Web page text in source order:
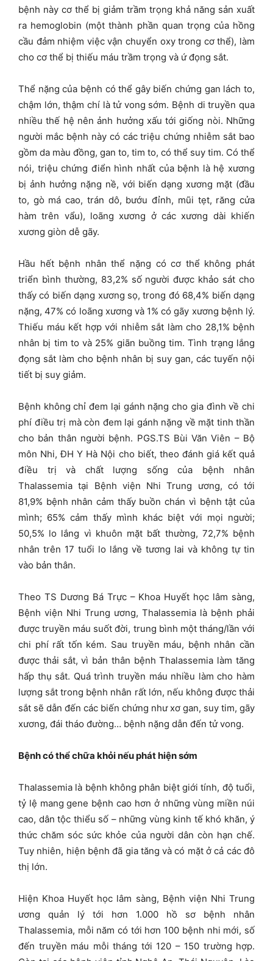
bệnh này cơ thể bị giảm trầm trọng khả năng sản xuất
ra hemoglobin (một thành phần quan trọng của hồng
cầu đảm nhiệm việc vận chuyển oxy trong cơ thể), làm
cho cơ thể bị thiếu máu trầm trọng và ứ đọng sắt.
Thể nặng của bệnh có thể gây biến chứng gan lách to,
chậm lớn, thậm chí là tử vong sớm. Bệnh di truyền qua
nhiều thế hệ nên ảnh hưởng xấu tới giống nòi. Những
người mắc bệnh này có các triệu chứng nhiễm sắt bao
gồm da màu đồng, gan to, tim to, có thể suy tim. Có thể
nói, triệu chứng điển hình nhất của bệnh là hệ xương
bị ảnh hưởng nặng nề, với biến dạng xương mặt (đầu
to, gò má cao, trán dô, bướu đỉnh, mũi tẹt, răng cửa
hàm trên vẩu), loãng xương ở các xương dài khiến
xương giòn dễ gãy.
Hầu hết bệnh nhân thể nặng có cơ thể không phát
triển bình thường, 83,2% số người được khảo sát cho
thấy có biến dạng xương sọ, trong đó 68,4% biến dạng
nặng, 47% có loãng xương và 1% có gãy xương bệnh lý.
Thiếu máu kết hợp với nhiễm sắt làm cho 28,1% bệnh
nhân bị tim to và 25% giãn buồng tim. Tình trạng lắng
đọng sắt làm cho bệnh nhân bị suy gan, các tuyến nội
tiết bị suy giảm.
Bệnh không chỉ đem lại gánh nặng cho gia đình về chi
phí điều trị mà còn đem lại gánh nặng về mặt tinh thần
cho bản thân người bệnh. PGS.TS Bùi Văn Viên – Bộ
môn Nhi, ĐH Y Hà Nội cho biết, theo đánh giá kết quả
điều trị và chất lượng sống của bệnh nhân
Thalassemia tại Bệnh viện Nhi Trung ương, có tới
81,9% bệnh nhân cảm thấy buồn chán vì bệnh tật của
mình; 65% cảm thấy mình khác biệt với mọi người;
50,5% lo lắng vì khuôn mặt bất thường, 72,7% bệnh
nhân trên 17 tuổi lo lắng về tương lai và không tự tin
vào bản thân.
Theo TS Dương Bá Trực – Khoa Huyết học lâm sàng,
Bệnh viện Nhi Trung ương, Thalassemia là bệnh phải
được truyền máu suốt đời, trung bình một tháng/lần với
chi phí rất tốn kém. Sau truyền máu, bệnh nhân cần
được thải sắt, vì bản thân bệnh Thalassemia làm tăng
hấp thụ sắt. Quá trình truyền máu nhiều làm cho hàm
lượng sắt trong bệnh nhân rất lớn, nếu không được thải
sắt sẽ dẫn đến các biến chứng như xơ gan, suy tim, gãy
xương, đái tháo đường… bệnh nặng dẫn đến tử vong.
Bệnh có thể chữa khỏi nếu phát hiện sớm
Thalassemia là bệnh không phân biệt giới tính, độ tuổi,
tỷ lệ mang gene bệnh cao hơn ở những vùng miền núi
cao, dân tộc thiểu số – những vùng kinh tế khó khăn, ý
thức chăm sóc sức khỏe của người dân còn hạn chế.
Tuy nhiên, hiện bệnh đã gia tăng và có mặt ở cả các đô
thị lớn.
Hiện Khoa Huyết học lâm sàng, Bệnh viện Nhi Trung
ương quản lý tới hơn 1.000 hồ sơ bệnh nhân
Thalassemia, mỗi năm có tới hơn 100 bệnh nhi mới, số
đến truyền máu mỗi tháng tới 120 – 150 trường hợp.